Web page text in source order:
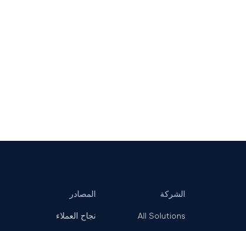
الشركة
All Solutions
المصادر
نجاح العملاء